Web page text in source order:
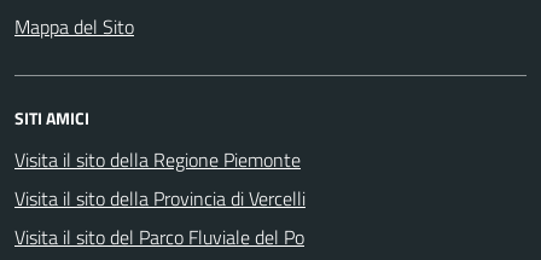
Mappa del Sito
SITI AMICI
Visita il sito della Regione Piemonte
Visita il sito della Provincia di Vercelli
Visita il sito del Parco Fluviale del Po